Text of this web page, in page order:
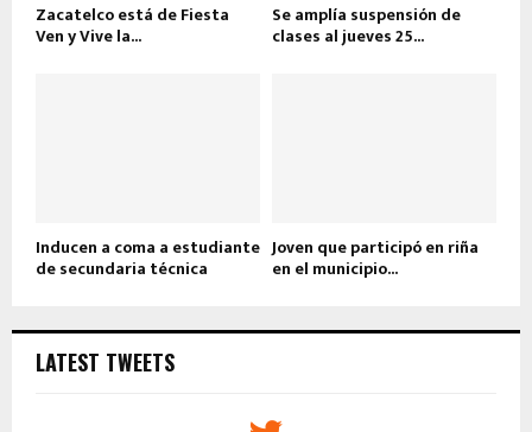
Zacatelco está de Fiesta
Ven y Vive la...
Se amplía suspensión de
clases al jueves 25...
Inducen a coma a estudiante
de secundaria técnica
Joven que participó en riña
en el municipio...
LATEST TWEETS